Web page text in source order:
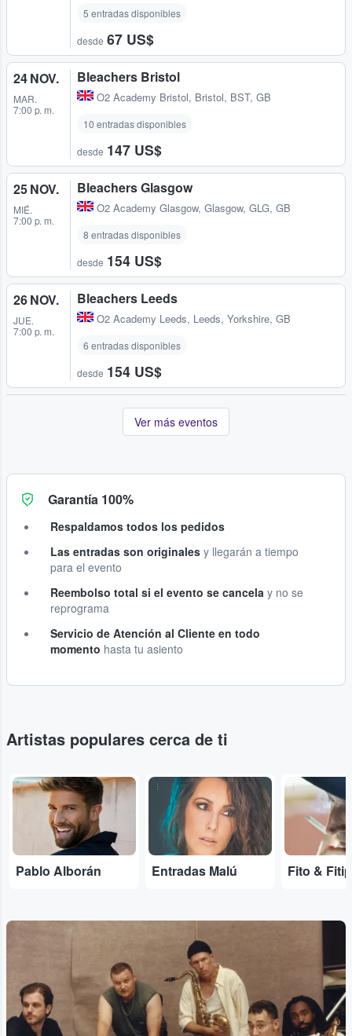
5 entradas disponibles
desde 67 US$
24 NOV.
MAR.
7:00 p. m.
Bleachers Bristol
O2 Academy Bristol, Bristol, BST, GB
10 entradas disponibles
desde 147 US$
25 NOV.
MIÉ.
7:00 p. m.
Bleachers Glasgow
O2 Academy Glasgow, Glasgow, GLG, GB
8 entradas disponibles
desde 154 US$
26 NOV.
JUE.
7:00 p. m.
Bleachers Leeds
O2 Academy Leeds, Leeds, Yorkshire, GB
6 entradas disponibles
desde 154 US$
Ver más eventos
Garantía 100%
Respaldamos todos los pedidos
Las entradas son originales y llegarán a tiempo
para el evento
Reembolso total si el evento se cancela y no se
reprograma
Servicio de Atención al Cliente en todo
momento hasta tu asiento
Artistas populares cerca de ti
...
Pablo Alborán
...
Entradas Malú
...
Fito &